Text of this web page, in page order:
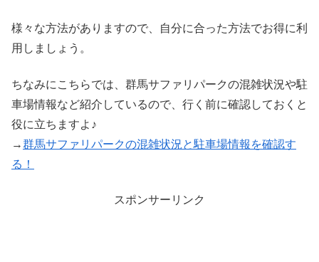
様々な方法がありますので、自分に合った方法でお得に利
用しましょう。
ちなみにこちらでは、群馬サファリパークの混雑状況や駐
車場情報など紹介しているので、行く前に確認しておくと
役に立ちますよ♪
→群馬サファリパークの混雑状況と駐車場情報を確認す
る！
スポンサーリンク